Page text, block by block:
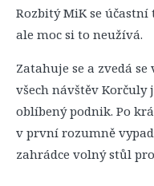
Rozbitý MiK se
ale moc si to neužívá.
Zatahuje se a zvedá
všech návštěv
oblíbený podnik. Po
v první rozumně
zahrádce volný stůl